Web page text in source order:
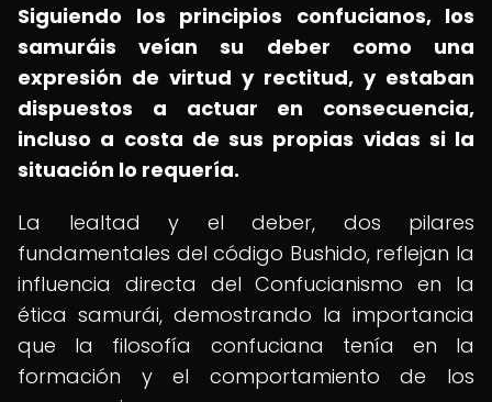
Siguiendo los principios confucianos, los
samuráis veían su deber como una
expresión de virtud y rectitud, y estaban
dispuestos a actuar en consecuencia,
incluso a costa de sus propias vidas si la
situación lo requería.
La lealtad y el deber, dos pilares
fundamentales del código Bushido, reflejan la
influencia directa del Confucianismo en la
ética samurái, demostrando la importancia
que la filosofía confuciana tenía en la
formación y el comportamiento de los